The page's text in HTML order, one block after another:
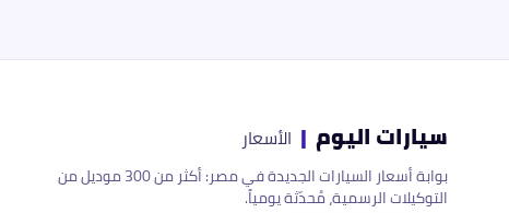
سيارات اليوم | الأسعار
بوابة أسعار السيارات الجديدة في مصر: أكثر من 300 موديل من
التوكيلات الرسمية، مُحدّثة يومياً.